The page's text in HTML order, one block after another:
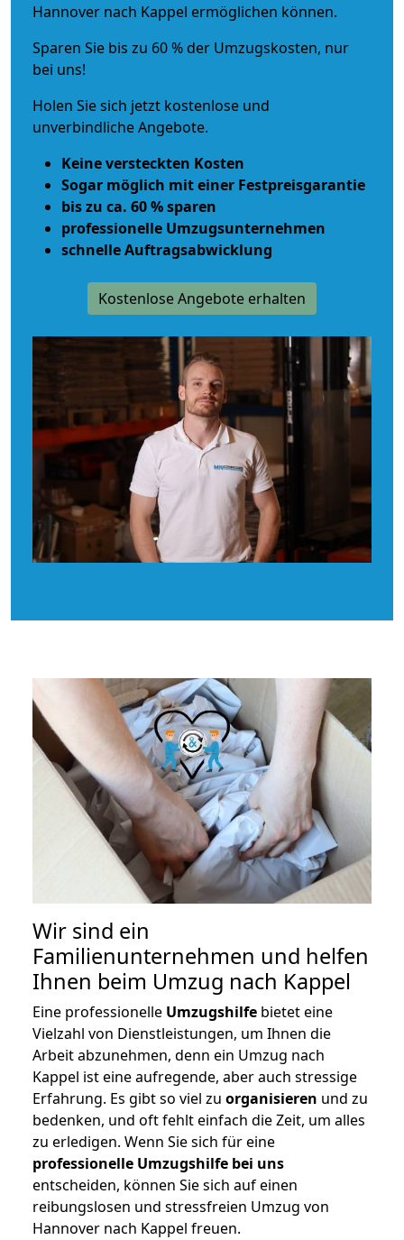
Hannover nach Kappel ermöglichen können.
Sparen Sie bis zu 60 % der Umzugskosten, nur
bei uns!
Holen Sie sich jetzt kostenlose und
unverbindliche Angebote.
Keine versteckten Kosten
Sogar möglich mit einer Festpreisgarantie
bis zu ca. 60 % sparen
professionelle Umzugsunternehmen
schnelle Auftragsabwicklung
Kostenlose Angebote erhalten
Wir sind ein
Familienunternehmen und helfen
Ihnen beim Umzug nach Kappel
Eine professionelle Umzugshilfe bietet eine
Vielzahl von Dienstleistungen, um Ihnen die
Arbeit abzunehmen, denn ein Umzug nach
Kappel ist eine aufregende, aber auch stressige
Erfahrung. Es gibt so viel zu organisieren und zu
bedenken, und oft fehlt einfach die Zeit, um alles
zu erledigen. Wenn Sie sich für eine
professionelle Umzugshilfe bei uns
entscheiden, können Sie sich auf einen
reibungslosen und stressfreien Umzug von
Hannover nach Kappel freuen.